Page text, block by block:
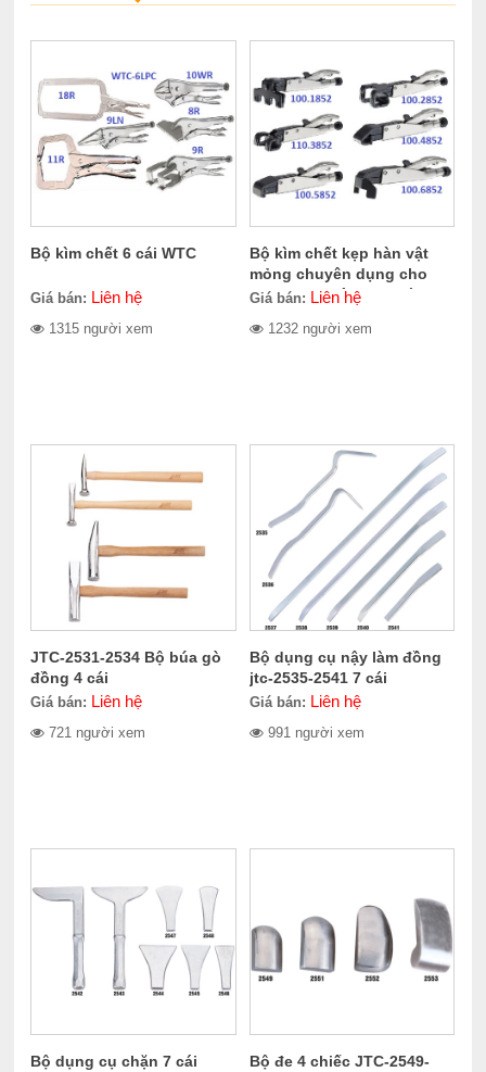
Bộ kìm chết 6 cái WTC
Giá bán: Liên hệ
1315 người xem
Bộ kìm chết kẹp hàn vật
mỏng chuyên dụng cho
sửa chữa thân xe 6 cái
Giá bán: Liên hệ
1232 người xem
JTC-2531-2534 Bộ búa gò
đồng 4 cái
Giá bán: Liên hệ
721 người xem
Bộ dụng cụ nậy làm đồng
jtc-2535-2541 7 cái
Giá bán: Liên hệ
991 người xem
Bộ dụng cụ chặn 7 cái
Bộ đe 4 chiếc JTC-2549-